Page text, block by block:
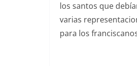
los santos que
varias
para los